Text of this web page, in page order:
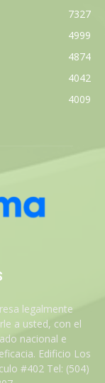
7327
4999
4874
4042
4009
legalmente
a usted, con el
nacional e
Edificio Los
#402 Tel: (504)